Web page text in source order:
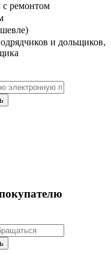
ремонтом
и дольщиков,